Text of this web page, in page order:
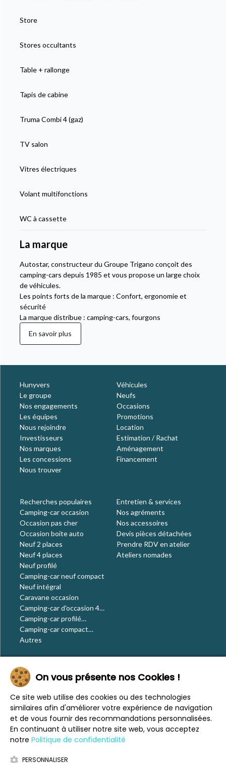
Store
Stores occultants
Table + rallonge
Tapis de cabine
Truma Combi 4 (gaz)
TV salon
Vitres électriques
Volant multifonctions
WC à cassette
La marque
Autostar, constructeur du Groupe Trigano conçoit des
camping-cars depuis 1985 et vous propose un large choix
de véhicules.
Les points forts de la marque : Confort, ergonomie et
sécurité
La marque distribue : camping-cars, fourgons
En savoir plus
Hunyvers
Le groupe
Nos engagements
Les équipes
Nous rejoindre
Investisseurs
Nos marques
Les concessions
Nous trouver
Véhicules
Neufs
Occasions
Promotions
Location
Estimation / Rachat
Aménagement
Financement
Recherches populaires
Camping-car occasion
Occasion pas cher
Occasion boite auto
Neuf 2 places
Neuf 4 places
Neuf profilé
Camping-car neuf compact
Neuf intégral
Caravane occasion
Camping-car d'occasion 4
places
Camping-car profilé
occasion
Camping-car compact
occasion
Autres
Entretien & services
Nos agréments
Nos accessoires
Devis pièces détachées
Prendre RDV en atelier
Ateliers nomades
Le blog
Actualités
Évènements
Nos conseils
Vos voyages
CaraMaps
Espace presse
On vous présente nos Cookies !
Ce site web utilise des cookies ou des technologies
similaires afin d'améliorer votre expérience de navigation
et de vous fournir des recommandations personnalisées.
En continuant à utiliser notre site web, vous acceptez
notre Politique de confidentialité
PERSONNALISER